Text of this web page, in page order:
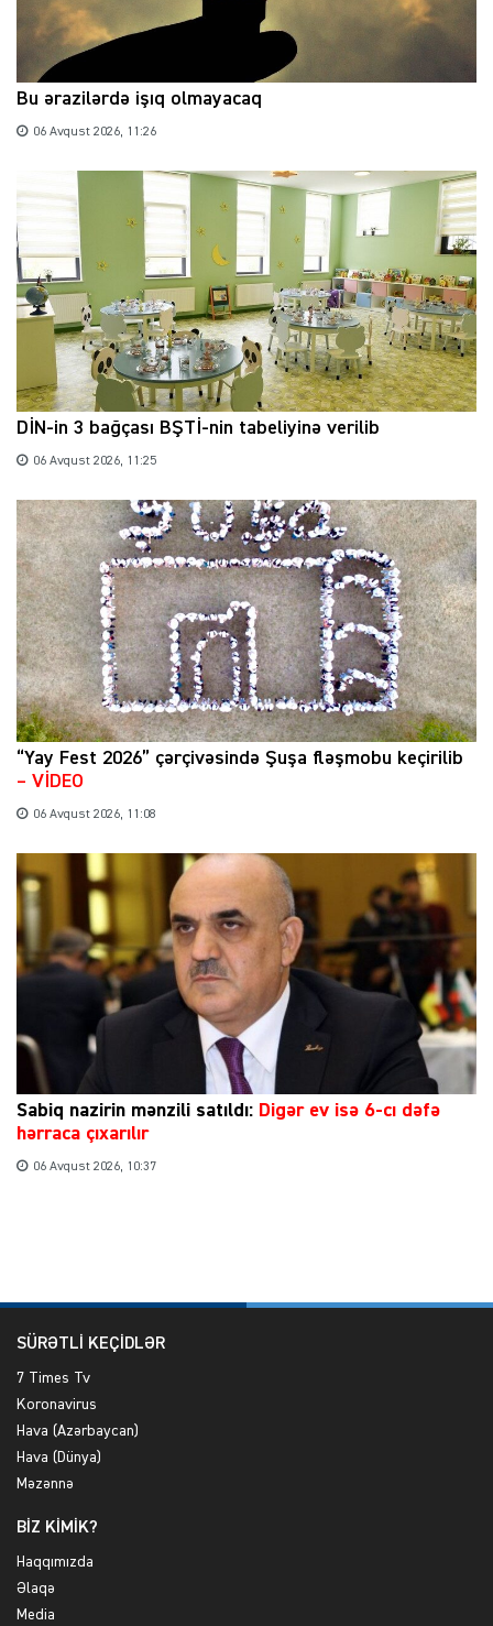
Bu ərazilərdə işıq olmayacaq
06 Avqust 2026, 11:26
DİN-in 3 bağçası BŞTİ-nin tabeliyinə verilib
06 Avqust 2026, 11:25
“Yay Fest 2026” çərçivəsində Şuşa fləşmobu keçirilib
– VİDEO
06 Avqust 2026, 11:08
Sabiq nazirin mənzili satıldı: Digər ev isə 6-cı dəfə
hərraca çıxarılır
06 Avqust 2026, 10:37
SÜRƏTLİ KEÇİDLƏR
7 Times Tv
Koronavirus
Hava (Azərbaycan)
Hava (Dünya)
Məzənnə
BİZ KİMİK?
Haqqımızda
Əlaqə
Media